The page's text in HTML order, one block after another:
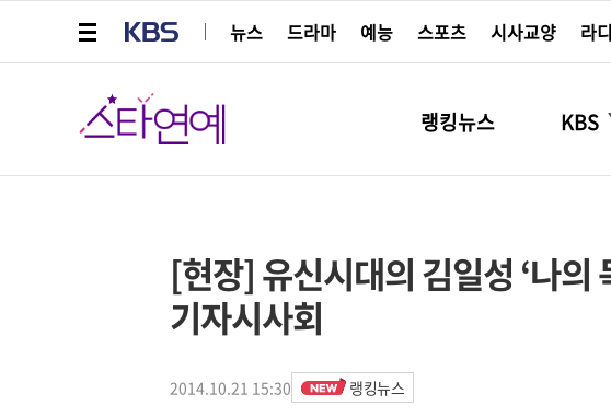
뉴스
드라마 예능 스포츠 시사교양 라
스타연예
랭킹뉴스 KBS
더보기
[현장] 유신시대의 김일성 ‘나의
기자시사회
2014.10.21 15:30 랭킹뉴스
페이스북
트위터
네이버
URL복사
글씨 작게보기
글씨 크게보기
스타박스